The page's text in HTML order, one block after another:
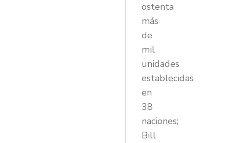
ostenta
más
de
mil
unidades
establecidas
en
38
naciones;
Bill